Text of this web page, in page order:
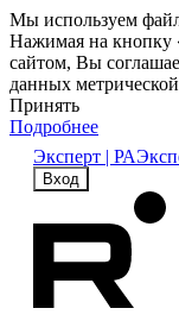
Мы используем
Нажимая на кнопку
сайтом, Вы
данных
Принять
Подробнее
Эксперт | РА
Вход